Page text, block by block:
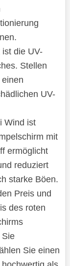
die UV-
Stellen
UV-
Wind ist
mit
ermöglicht
reduziert
starke Böen.
Preis und
des roten
Sie einen